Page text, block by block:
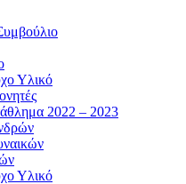
Υλικό
2022 – 2023
Υλικό